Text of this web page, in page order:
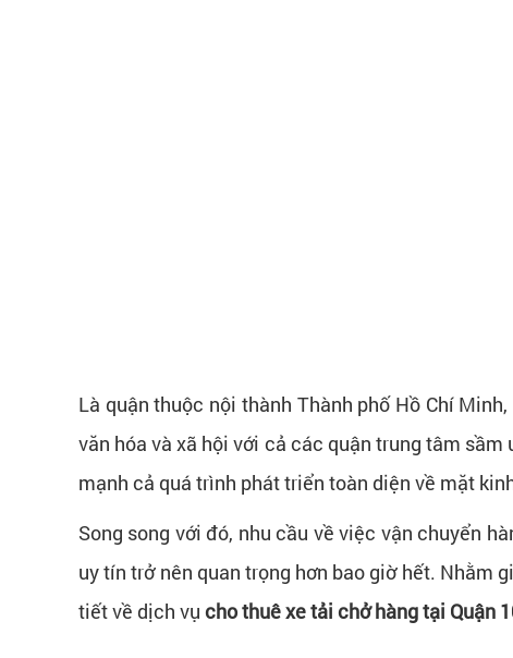
Là quận thuộc nội thành Thành phố Hồ Chí
văn hóa và xã hội với cả các quận trung tâm
mạnh cả quá trình phát triển toàn diện về mặt
Song song với đó, nhu cầu về việc vận chuyển
uy tín trở nên quan trọng hơn bao giờ hết. Nhằm
tiết về dịch vụ cho thuê xe tải chở hàng tại Quận